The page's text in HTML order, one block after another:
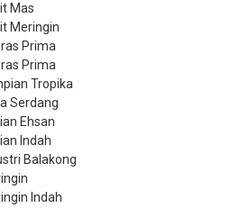
Mas
Meringin
Prima
Prima
Tropika
Serdang
Ehsan
Indah
Balakong
Indah